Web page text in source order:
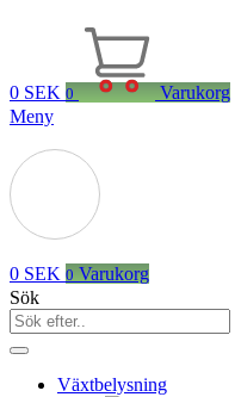
0 SEK 0
Varukorg
Meny
0 SEK 0 Varukorg
Sök
Växtbelysning